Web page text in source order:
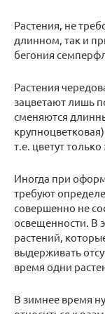
Растения, не
длинном, так и
бегония
Растения
зацветают лишь
сменяются
т.е. цветут
Иногда при
требуют
совершенно не
освещенности. В
растений,
выдерживать
время одни
В зимнее время